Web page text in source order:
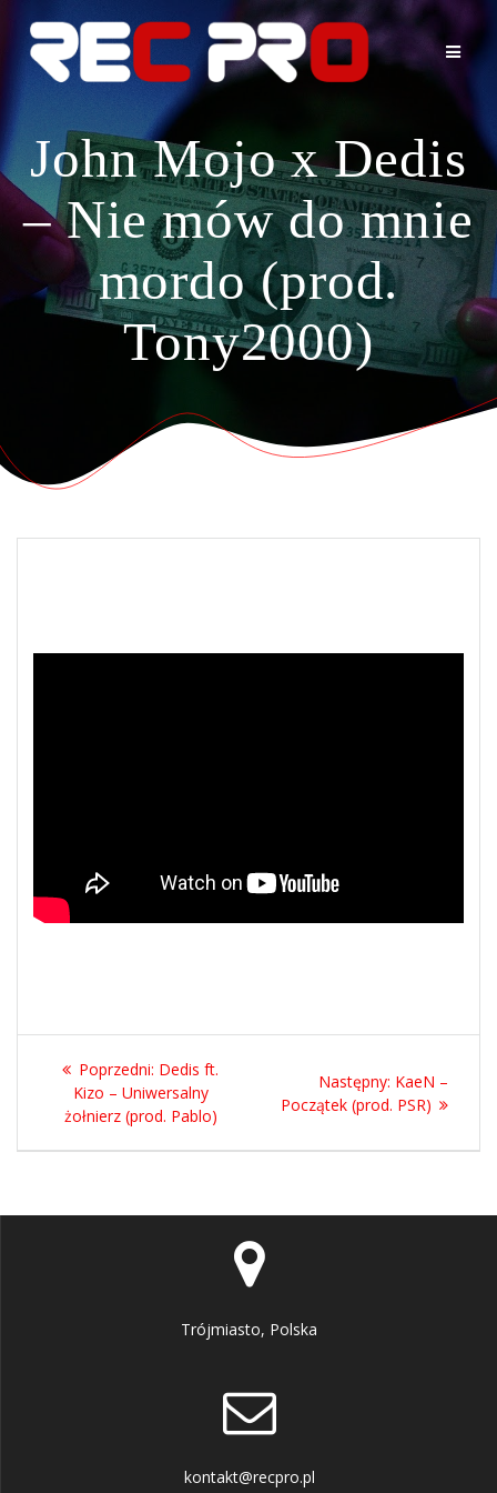
to
content
John Mojo x Dedis
– Nie mów do mnie
mordo (prod.
Tony2000)
Nawigacja
wpisu
Poprzedni: Poprzedni
wpis:
Dedis ft.
Kizo – Uniwersalny
żołnierz (prod. Pablo)
Następny: Następny
wpis:
KaeN –
Początek (prod. PSR)
Trójmiasto, Polska
kontakt@recpro.pl